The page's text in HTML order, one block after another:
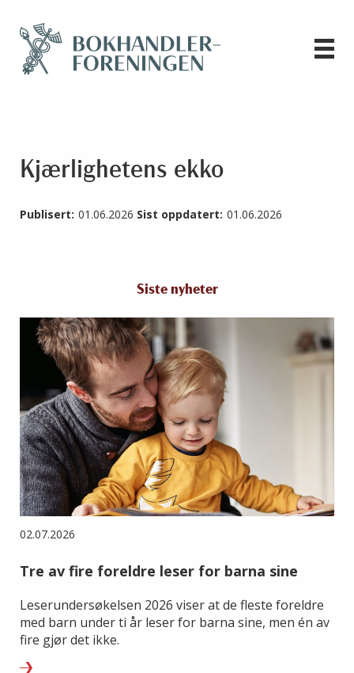
Kjærlighetens ekko
Publisert: 01.06.2026 Sist oppdatert: 01.06.2026
Siste nyheter
02.07.2026
Tre av fire foreldre leser for barna sine
Leserundersøkelsen 2026 viser at de fleste foreldre
med barn under ti år leser for barna sine, men én av
fire gjør det ikke.